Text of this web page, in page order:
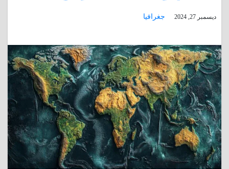
ديسمبر 27, 2024 جغرافيا